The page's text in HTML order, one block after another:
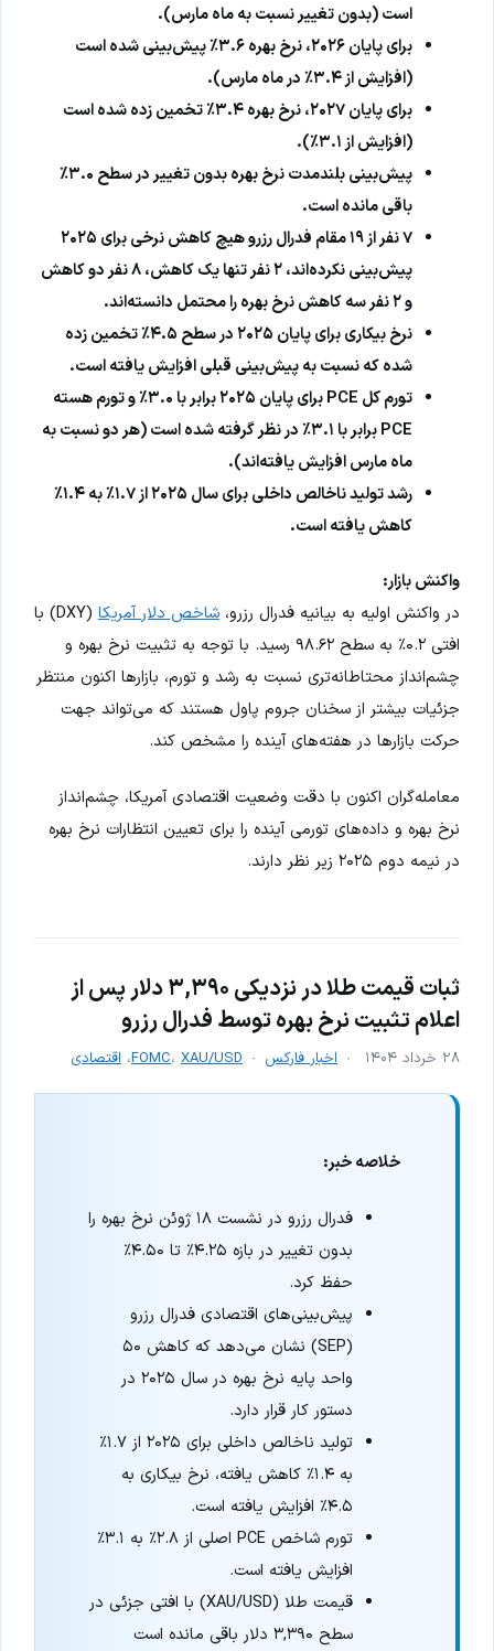
است (بدون تغییر نسبت به ماه مارس).
برای پایان ۲۰۲۶، نرخ بهره ۳.۶٪ پیش‌بینی شده است
(افزایش از ۳.۴٪ در ماه مارس).
برای پایان ۲۰۲۷، نرخ بهره ۳.۴٪ تخمین زده شده است
(افزایش از ۳.۱٪).
پیش‌بینی بلندمدت نرخ بهره بدون تغییر در سطح ۳.۰٪
باقی مانده است.
۷ نفر از ۱۹ مقام فدرال رزرو هیچ کاهش نرخی برای ۲۰۲۵
پیش‌بینی نکرده‌اند، ۲ نفر تنها یک کاهش، ۸ نفر دو کاهش
و ۲ نفر سه کاهش نرخ بهره را محتمل دانسته‌اند.
نرخ بیکاری برای پایان ۲۰۲۵ در سطح ۴.۵٪ تخمین زده
شده که نسبت به پیش‌بینی قبلی افزایش یافته است.
تورم کل PCE برای پایان ۲۰۲۵ برابر با ۳.۰٪ و تورم هسته
PCE برابر با ۳.۱٪ در نظر گرفته شده است (هر دو نسبت به
ماه مارس افزایش یافته‌اند).
رشد تولید ناخالص داخلی برای سال ۲۰۲۵ از ۱.۷٪ به ۱.۴٪
کاهش یافته است.
واکنش بازار:
در واکنش اولیه به بیانیه فدرال رزرو، شاخص دلار آمریکا
(DXY) با
افتی ۰.۲٪ به سطح ۹۸.۶۲ رسید. با توجه به تثبیت نرخ بهره و
چشم‌انداز محتاطانه‌تری نسبت به رشد و تورم، بازارها اکنون منتظر
جزئیات بیشتر از سخنان جروم پاول هستند که می‌تواند جهت
حرکت بازارها در هفته‌های آینده را مشخص کند.
معامله‌گران اکنون با دقت وضعیت اقتصادی آمریکا، چشم‌انداز
نرخ بهره و داده‌های تورمی آینده را برای تعیین انتظارات نرخ بهره
در نیمه دوم ۲۰۲۵ زیر نظر دارند.
ثبات قیمت طلا در نزدیکی ۳,۳۹۰ دلار پس از
اعلام تثبیت نرخ بهره توسط فدرال رزرو
۲۸ خرداد ۱۴۰۴ اخبار فارکس FOMC، XAU/USD ، اقتصادی
خلاصه خبر:
فدرال رزرو در نشست ۱۸ ژوئن نرخ بهره را
بدون تغییر در بازه ۴.۲۵٪ تا ۴.۵۰٪
حفظ کرد.
پیش‌بینی‌های اقتصادی فدرال رزرو
(SEP) نشان می‌دهد که کاهش ۵۰
واحد پایه نرخ بهره در سال ۲۰۲۵ در
دستور کار قرار دارد.
تولید ناخالص داخلی برای ۲۰۲۵ از ۱.۷٪
به ۱.۴٪ کاهش یافته، نرخ بیکاری به
۴.۵٪ افزایش یافته است.
تورم شاخص PCE اصلی از ۲.۸٪ به ۳.۱٪
افزایش یافته است.
قیمت طلا (XAU/USD) با افتی جزئی در
سطح ۳,۳۹۰ دلار باقی مانده است